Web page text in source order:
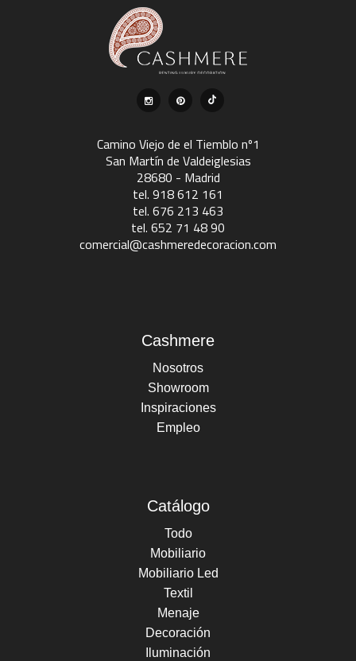
Camino Viejo de el Tiemblo nº1
San Martín de Valdeiglesias
28680 - Madrid
tel. 918 612 161
tel. 676 213 463
tel. 652 71 48 90
comercial@cashmeredecoracion.com
Cashmere
Nosotros
Showroom
Inspiraciones
Empleo
Catálogo
Todo
Mobiliario
Mobiliario Led
Textil
Menaje
Decoración
Iluminación